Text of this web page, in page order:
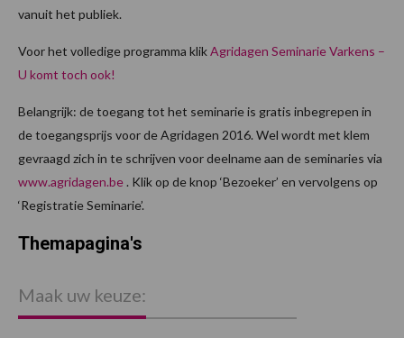
vanuit het publiek.
Voor het volledige programma klikAgridagen Seminarie Varkens –
U komt toch ook!
Belangrijk: de toegang tot het seminarie is gratis inbegrepen in
de toegangsprijs voor de Agridagen 2016. Wel wordt met klem
gevraagd zich in te schrijven voor deelname aan de seminaries via
www.agridagen.be . Klik op de knop ‘Bezoeker’ en vervolgens op
‘Registratie Seminarie’.
Themapagina's
Maak uw keuze: